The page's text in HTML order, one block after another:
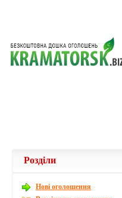
Розділи
Новi оголошення